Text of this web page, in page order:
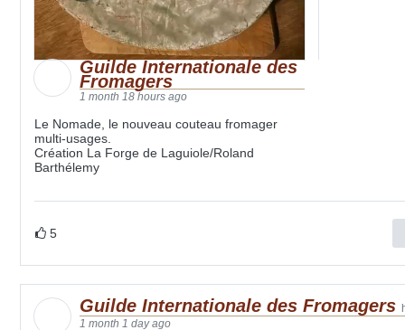
Guilde Internationale des
Fromagers
1 month 18 hours ago
Le Nomade, le nouveau couteau fromager
multi-usages.
Création La Forge de Laguiole/Roland
Barthélemy
5
Guilde Internationale des Fromagers
1 month 1 day ago